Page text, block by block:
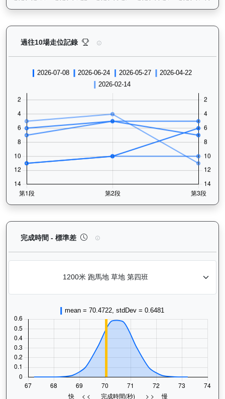
過往10場走位記錄 怡傲錢莊（L222）— 過往走位記錄圖
完成時間 - 標準差 怡傲錢莊（L222）— 完成時間標準差